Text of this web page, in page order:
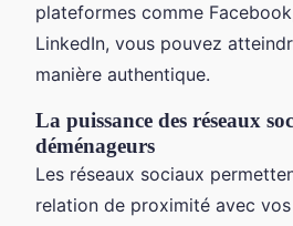
plateformes comme
LinkedIn, vous pouvez
manière authentique.
La puissance des réseaux
déménageurs
Les réseaux sociaux
relation de proximité avec